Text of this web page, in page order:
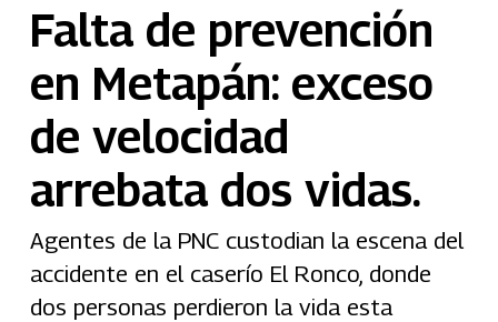
Falta de prevención
en Metapán: exceso
de velocidad
arrebata dos vidas.
Agentes de la PNC custodian la escena del
accidente en el caserío El Ronco, donde
dos personas perdieron la vida esta